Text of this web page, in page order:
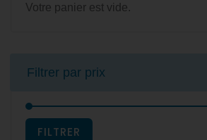
Votre panier est vide.
Filtrer par prix
FILTRER